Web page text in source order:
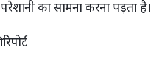
का सामना करना पड़ता है।